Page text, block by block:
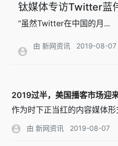
钛媒体专访Twitter蓝
如何撬动海外亿级市场
“虽然Twitter在中国的月...
由 新网资讯 2019-08-07
2019过半，美国播客市场迎
作为时下正当红的内容媒体
由 新网资讯 2019-08-07